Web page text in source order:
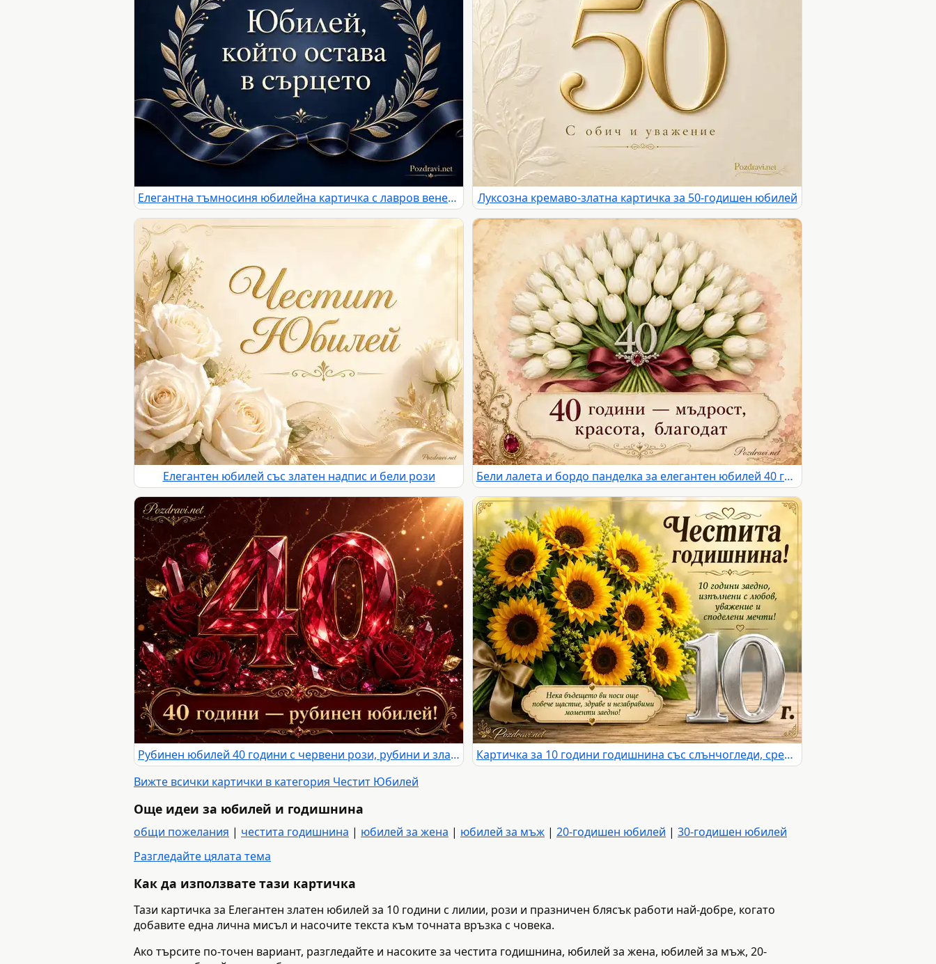
Елегантна тъмносиня юбилейна картичка с лавров венец и сатенена лента Луксозна кремаво-златна картичка за 50-годишен юбилей
Елегантен юбилей със златен надпис и бели рози Бели лалета и бордо панделка за елегантен юбилей 40 години
Рубинен юбилей 40 години с червени рози, рубини и златен надпис
Картичка за 10 години годишнина със слънчогледи, сребърна цифра 10 и празнични надписи
Вижте всички картички в категория Честит Юбилей
Още идеи за юбилей и годишнина
общи пожелания | честита годишнина | юбилей за жена | юбилей за мъж | 20-годишен юбилей | 30-годишен юбилей
Разгледайте цялата тема
Как да използвате тази картичка
Тази картичка за Елегантен златен юбилей за 10 години с лилии, рози и празничен блясък работи най-добре, когато
добавите една лична мисъл и насочите текста към точната връзка с човека.
Ако търсите по-точен вариант, разгледайте и насоките за честита годишнина, юбилей за жена, юбилей за мъж, 20-